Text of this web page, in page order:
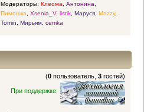
Модераторы: Клеома, Антонина,
Пимошка, Xsenia_V, listik, Маруся, Mazzy,
Tomin, Мирьям, cemka
(0 пользователь,3 гостей)
При поддержке: